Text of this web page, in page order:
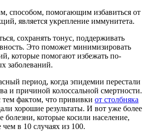
способом, помогающим избавиться от
является укрепление иммунитета.
сохранять тонус, поддерживать
Это поможет минимизировать
которые помогают избежать по-
заболеваний.
период, когда эпидемии перестали
и причиной колоссальной смертности.
тем фактом, что прививки от столбняка
хорошие результаты. И вот уже более
болезни, которые косили население,
в 10 случаях из 100.